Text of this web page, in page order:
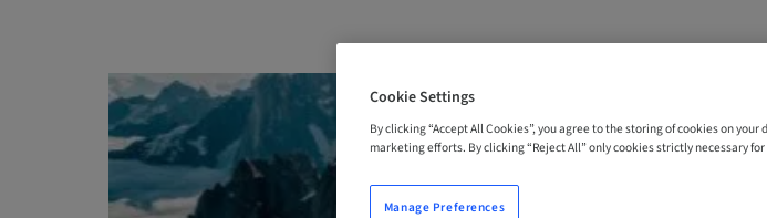
Cookie Settings
By clicking “Accept All Cookies”, you agree to the storing of cookies on
marketing efforts. By clicking “Reject All” only cookies strictly necessary
Manage Preferences